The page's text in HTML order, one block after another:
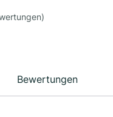
Bewertungen